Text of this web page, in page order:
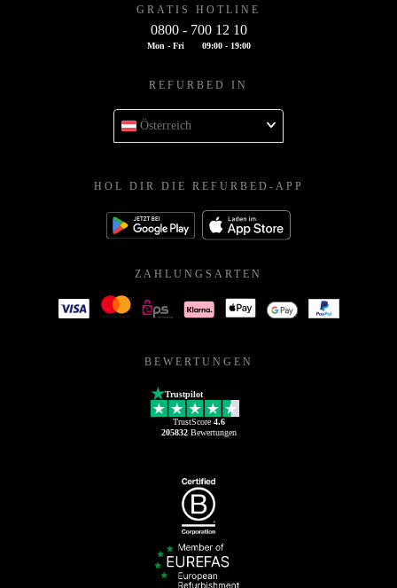
GRATIS HOTLINE
0800 - 700 12 10
Mon - Fri 09:00 - 19:00
REFURBED IN
Österreich
HOL DIR DIE REFURBED-APP
ZAHLUNGSARTEN
BEWERTUNGEN
Trustpilot
TrustScore 4.6
205832Bewertungen